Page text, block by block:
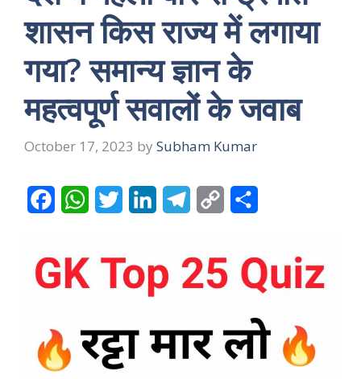
शासन किस राज्य में लगाया
गया? समान्य ज्ञान के
महत्वपूर्ण सवालों के जवाब
October 17, 2023 by Subham Kumar
c
e
o
o
W
a
t
A
p
i
t
e
r
k
d
l
e
r
p
y
i
n
a
r